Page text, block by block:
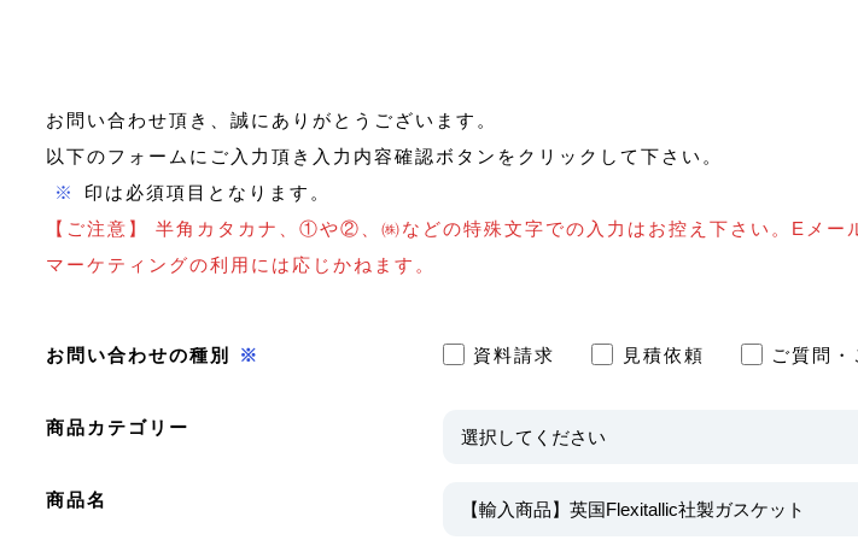
お問い合わせ頂き、誠にありがとうございます。
以下のフォームにご入力頂き入力内容確認ボタンをクリックして下さい。
※
印は必須項目となります。
【ご注意】 半角カタカナ、①や②、㈱などの特殊文字での入力はお控え下さい。Eメ
マーケティングの利用には応じかねます。
お問い合わせの種別 ※ 資料請求 見積依頼 ご質問・
商品カテゴリー
商品名